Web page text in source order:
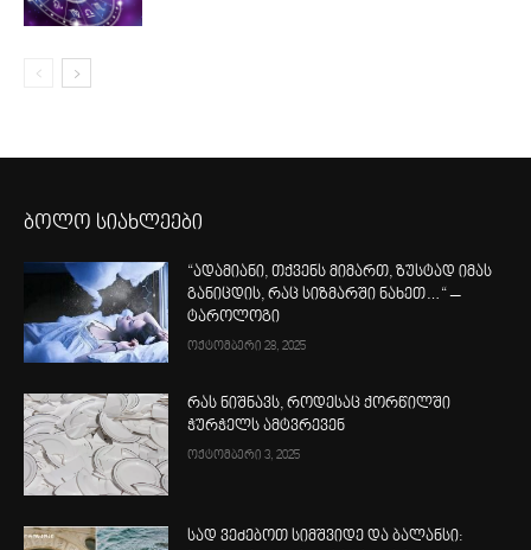
ბოლო სიახლეები
“ადამიანი, თქვენს მიმართ, ზუსტად იმას
განიცდის, რაც სიზმარში ნახეთ…“ –
ტაროლოგი
ოქტომბერი 28, 2025
რას ნიშნავს, როდესაც ქორწილში
ჭურჭელს ამტვრევენ
ოქტომბერი 3, 2025
სად ვეძებოთ სიმშვიდე და ბალანსი: